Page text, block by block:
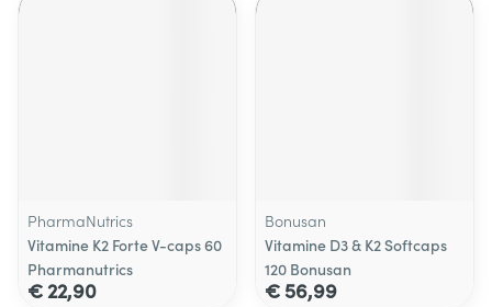
PharmaNutrics
Vitamine K2 Forte V-caps 60
Pharmanutrics
€ 22,90
Bonusan
Vitamine D3 & K2 Softcaps
120 Bonusan
€ 56,99